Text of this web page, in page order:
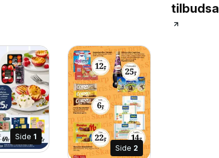
Side 1
Side 2